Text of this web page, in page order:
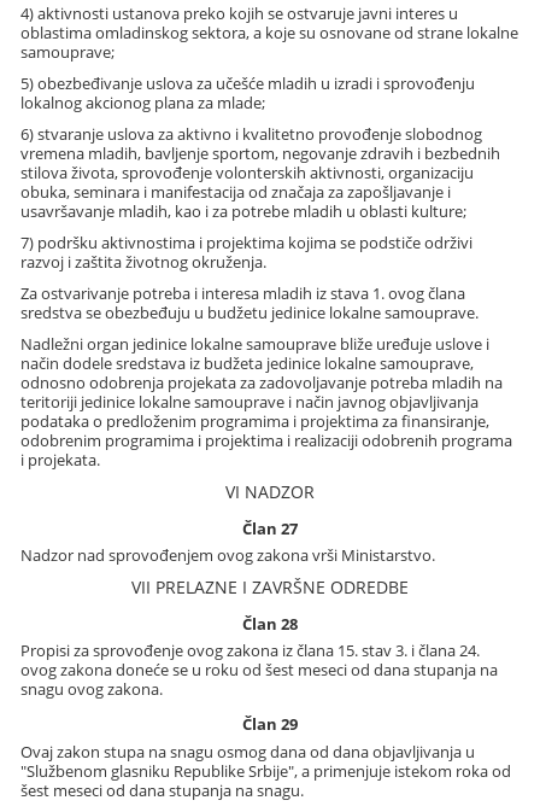
4) aktivnosti ustanova preko kojih se ostvaruje javni interes u
oblastima omladinskog sektora, a koje su osnovane od strane lokalne
samouprave;
5) obezbeđivanje uslova za učešće mladih u izradi i sprovođenju
lokalnog akcionog plana za mlade;
6) stvaranje uslova za aktivno i kvalitetno provođenje slobodnog
vremena mladih, bavljenje sportom, negovanje zdravih i bezbednih
stilova života, sprovođenje volonterskih aktivnosti, organizaciju
obuka, seminara i manifestacija od značaja za zapošljavanje i
usavršavanje mladih, kao i za potrebe mladih u oblasti kulture;
7) podršku aktivnostima i projektima kojima se podstiče održivi
razvoj i zaštita životnog okruženja.
Za ostvarivanje potreba i interesa mladih iz stava 1. ovog člana
sredstva se obezbeđuju u budžetu jedinice lokalne samouprave.
Nadležni organ jedinice lokalne samouprave bliže uređuje uslove i
način dodele sredstava iz budžeta jedinice lokalne samouprave,
odnosno odobrenja projekata za zadovoljavanje potreba mladih na
teritoriji jedinice lokalne samouprave i način javnog objavljivanja
podataka o predloženim programima i projektima za finansiranje,
odobrenim programima i projektima i realizaciji odobrenih programa
i projekata.
VI NADZOR
Član 27
Nadzor nad sprovođenjem ovog zakona vrši Ministarstvo.
VII PRELAZNE I ZAVRŠNE ODREDBE
Član 28
Propisi za sprovođenje ovog zakona iz člana 15. stav 3. i člana 24.
ovog zakona doneće se u roku od šest meseci od dana stupanja na
snagu ovog zakona.
Član 29
Ovaj zakon stupa na snagu osmog dana od dana objavljivanja u
"Službenom glasniku Republike Srbije", a primenjuje istekom roka od
šest meseci od dana stupanja na snagu.